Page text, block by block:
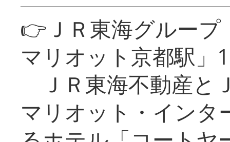
👉ＪＲ東海グルー
マリオット京都駅」
ＪＲ東海不動産と
マリオット・インタ